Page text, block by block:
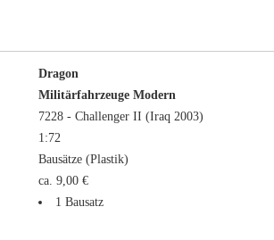
Dragon
Militärfahrzeuge Modern
7228 - Challenger II (Iraq 2003)
1:72
Bausätze (Plastik)
ca. 9,00 €
1 Bausatz